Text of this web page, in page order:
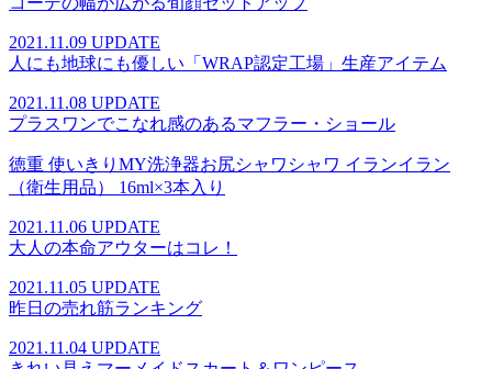
2021.11.09 UPDATE
人にも地球にも優しい「WRAP認定工場」生産アイテム
2021.11.08 UPDATE
プラスワンでこなれ感のあるマフラー・ショール
徳重 使いきりMY洗浄器お尻シャワシャワ イランイラン
（衛生用品） 16ml×3本入り
2021.11.06 UPDATE
大人の本命アウターはコレ！
2021.11.05 UPDATE
昨日の売れ筋ランキング
2021.11.04 UPDATE